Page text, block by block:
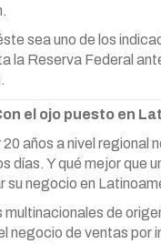
sea uno de los
la Reserva Federal
el ojo puesto en
20 años a nivel regional
días. Y qué mejor que
su negocio en
multinacionales de
negocio de ventas por